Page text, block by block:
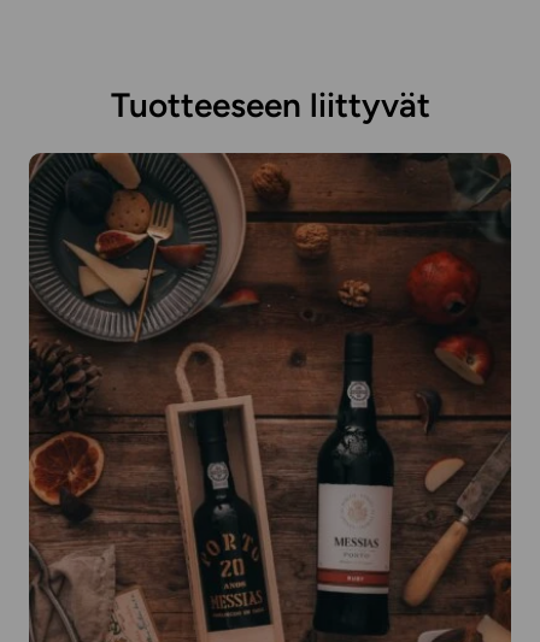
Tuotteeseen liittyvät